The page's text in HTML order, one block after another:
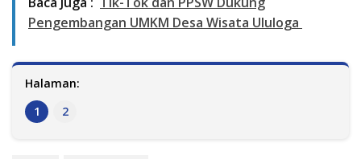
Pengembangan UMKM Desa Wisata Ululoga
Halaman:
1
2